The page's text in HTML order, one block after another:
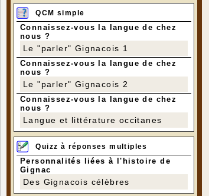
QCM simple
Connaissez-vous la langue de chez
nous ?
Le "parler" Gignacois 1
Connaissez-vous la langue de chez
nous ?
Le "parler" Gignacois 2
Connaissez-vous la langue de chez
nous ?
Langue et littérature occitanes
Quizz à réponses multiples
Personnalités liées à l'histoire de
Gignac
Des Gignacois célèbres